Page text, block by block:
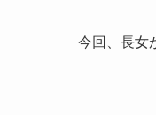
今回、長女